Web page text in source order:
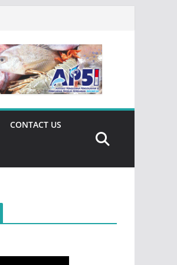
CONTACT US